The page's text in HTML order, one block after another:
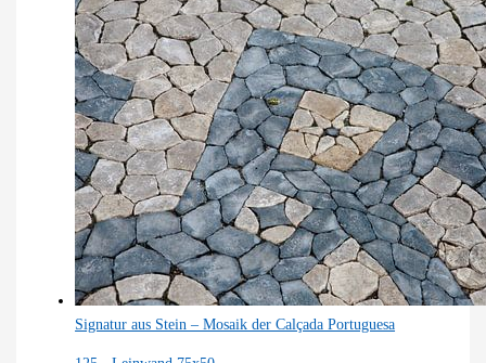
Signatur aus Stein – Mosaik der Calçada Portuguesa